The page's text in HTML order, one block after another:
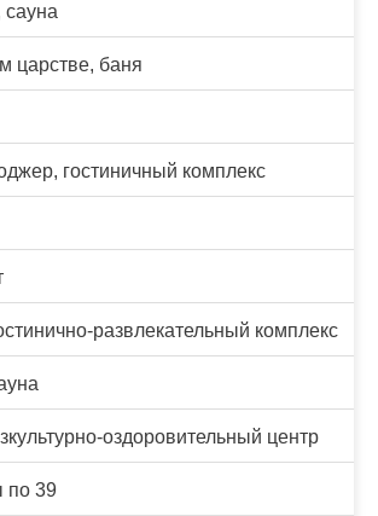
сауна
царстве, баня
гостиничный комплекс
развлекательный комплекс
оздоровительный центр
по 39